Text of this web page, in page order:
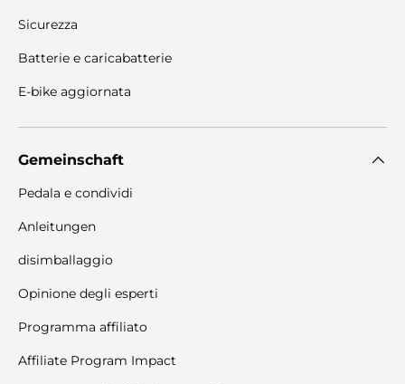
Sicurezza
Batterie e caricabatterie
E-bike aggiornata
Gemeinschaft
Pedala e condividi
Anleitungen
disimballaggio
Opinione degli esperti
Programma affiliato
Affiliate Program Impact